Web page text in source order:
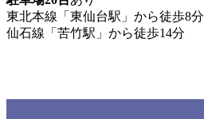
東北本線「東仙台駅」から徒歩8分
仙石線「苦竹駅」から徒歩14分